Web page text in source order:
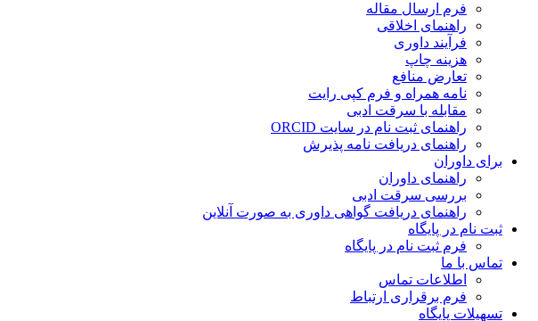
فرم ارسال مقاله
راهنمای اخلاقی
فرآیند داوری
هزینه چاپ
تعارض منافع
نامه همراه و فرم کپی رایت
مقابله با سرقت ادبی
راهنمای ثبت نام در سایت ORCID
راهنمای دریافت نامه پذیرش
برای داوران
راهنمای داوران
بررسی سرقت ادبی
راهنمای دریافت گواهی داوری به صورت آنلاین
ثبت نام در پایگاه
فرم ثبت نام در پایگاه
تماس با ما
اطلاعات تماس
فرم برقراری ارتباط
تسهیلات پایگاه